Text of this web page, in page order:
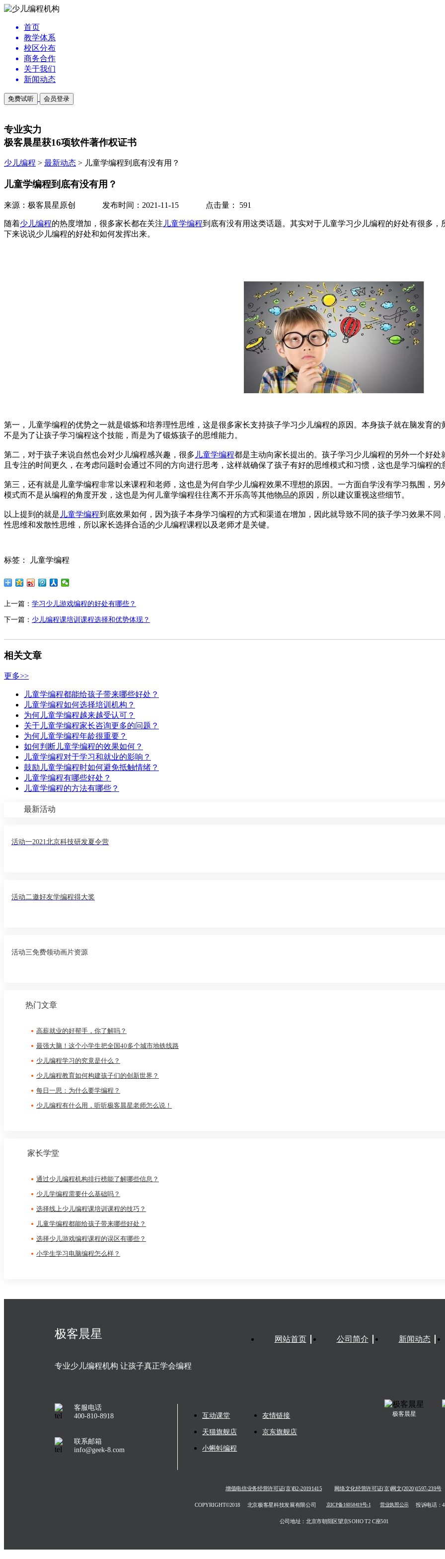
首页
教学体系
校区分布
商务合作
关于我们
新闻动态
免费试听 会员登录
专业实力
极客晨星获16项软件著作权证书
少儿编程 > 最新动态 > 儿童学编程到底有没有用？
儿童学编程到底有没有用？
来源：极客晨星原创 发布时间：2021-11-15 点击量： 591
随着少儿编程的热度增加，很多家长都在关注 儿童学编程到底有没有用这类话题。其实对于儿童学习少儿编程的好处有很多
下来说说少儿编程的好处和如何发挥出来。
第一，儿童学编程的优势之一就是锻炼和培养理性思维，这是很多家长支持孩子学习少儿编程的原因。本身孩子就在脑发育
不是为了让孩子学习编程这个技能，而是为了锻炼孩子的思维能力。
第二，对于孩子来说自然也会对少儿编程感兴趣，很多 儿童学编程都是主动向家长提出的。孩子学习少儿编程的另外一个好
且专注的时间更久，在考虑问题时会通过不同的方向进行思考，这样就确保了孩子有好的思维模式和习惯，这也是学习编程的
第三，还有就是儿童学编程非常以来课程和老师，这也是为何自学少儿编程效果不理想的原因。一方面自学没有学习氛围，
模式而不是从编程的角度开发，这也是为何儿童学编程往往离不开乐高等其他物品的原因，所以建议重视这些细节。
以上提到的就是 儿童学编程到底效果如何，因为孩子本身学习编程的方式和渠道在增加，因此就导致不同的孩子学习效果不
性思维和发散性思维，所以家长选择合适的少儿编程课程以及老师才是关键。
标签： 儿童学编程
上一篇： 学习少儿游戏编程的好处有哪些？
下一篇： 少儿编程课培训课程选择和优势体现？
相关文章
更多>>
儿童学编程都能给孩子带来哪些好处？
儿童学编程如何选择培训机构？
为何儿童学编程越来越受认可？
关于儿童学编程家长咨询更多的问题？
为何儿童学编程年龄很重要？
如何判断儿童学编程的效果如何？
儿童学编程对于学习和就业的影响？
鼓励儿童学编程时如何避免抵触情绪？
儿童学编程有哪些好处？
儿童学编程的方法有哪些？
最新活动
活动一2021北京科技研发夏令营
活动二邀好友学编程得大奖
活动三免费领动画片资源
热门文章
高薪就业的好帮手，你了解吗？
最强大脑！这个小学生把全国40多个城市地铁线路
少儿编程学习的究竟是什么？
​少儿编程教育如何构建孩子们的创新世界？
每日一思：为什么要学编程？
少儿编程有什么用，听听极客晨星老师怎么说！
家长学堂
通过少儿编程机构排行榜能了解哪些信息？
少儿学编程需要什么基础吗？
选择线上少儿编程课培训课程的技巧？
儿童学编程都能给孩子带来哪些好处？
选择少儿游戏编程课程的误区有哪些？
小学生学习电脑编程怎么样？
极客晨星
专业少儿编程机构 让孩子真正学会编程
网站首页 公司简介 新闻动态
客服电话
400-810-8918
联系邮箱
info@geek-8.com
互动课堂 友情链接
天猫旗舰店 京东旗舰店
小蝌蚪编程
极客晨星
增值电信业务经营许可证(京)B2-20191415 网络文化经营许可证(京)网文(2020)1597-239号
COPYRIGHT©2018 北京极客星科技发展有限公司 京ICP备16058419号-1 营业执照公示 投诉电话：
公司地址：北京市朝阳区望京SOHO T2 C座501